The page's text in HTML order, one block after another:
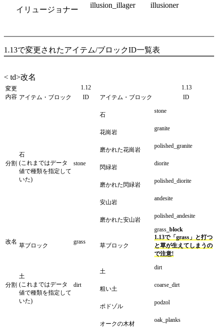
イリュージョナー
illusion_illager illusioner
1.13で変更されたアイテム/ブロックID一覧表
< td>改名
変更
内容
1.12
1.13
アイテム・ブロック
ID アイテム・ブロック ID
分割
石
(これまではデータ
値で種類を指定して
いた)
stone
石
stone
花崗岩
granite
磨かれた花崗岩
polished_granite
閃緑岩
diorite
磨かれた閃緑岩
polished_diorite
安山岩
andesite
磨かれた安山岩
polished_andesite
改名
草ブロック
grass
草ブロック
grass _block
1.13で「grass」と打つ
と草が生えてしまうの
で注意!
分割
土
(これまではデータ
値で種類を指定して
いた)
dirt
土
dirt
粗い土
coarse_dirt
ポドゾル
podzol
オークの木材
oak_planks